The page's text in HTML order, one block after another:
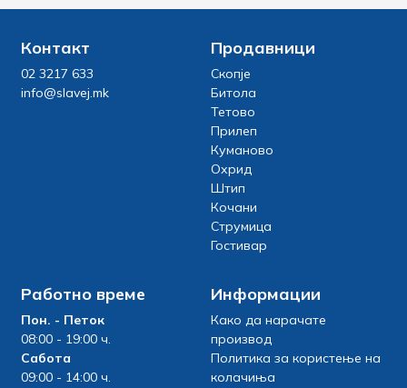
Контакт
02 3217 633
info@slavej.mk
Продавници
Скопје
Битола
Тетово
Прилеп
Куманово
Охрид
Штип
Кочани
Струмица
Гостивар
Работно време
Пон. - Петок
08:00 - 19:00 ч.
Сабота
09:00 - 14:00 ч.
Информации
Како да нарачате
производ
Политика за користење на
колачиња